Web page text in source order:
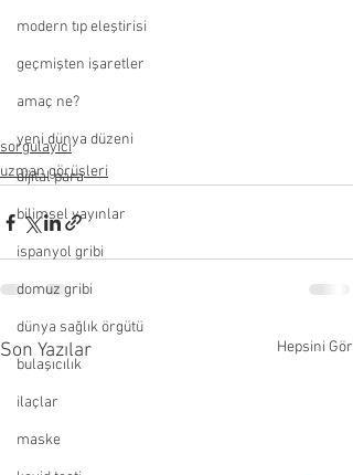
modern tıp eleştirisi
geçmişten işaretler
amaç ne?
yeni dünya düzeni
dijital para
bilimsel yayınlar
ispanyol gribi
domuz gribi
dünya sağlık örgütü
bulaşıcılık
ilaçlar
maske
sorgulayıcı
uzman görüşleri
Son Yazılar Hepsini Gör